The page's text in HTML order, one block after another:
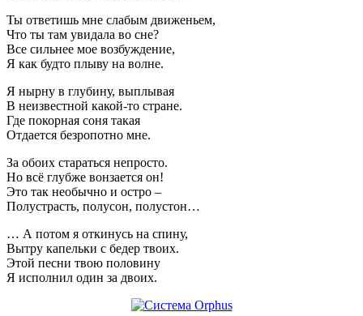
Ты ответишь мне слабым движеньем,
Что ты там увидала во сне?
Все сильнее мое возбуждение,
Я как будто плыву на волне.
Я нырну в глубину, выплывая
В неизвестной какой-то стране.
Где покорная соня такая
Отдается безропотно мне.
За обоих стараться непросто.
Но всё глубже вонзается он!
Это так необычно и остро –
Полустрасть, полусон, полустон…
… А потом я откинусь на спину,
Вытру капельки с бедер твоих.
Этой песни твою половину
Я исполнил один за двоих.